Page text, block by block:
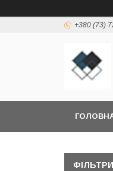
+380 (73)
ФІЛЬТРИ